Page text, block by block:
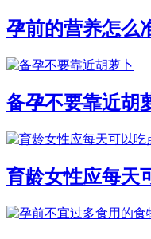
孕前的营养怎么
备孕不要靠近胡
育龄女性应每天